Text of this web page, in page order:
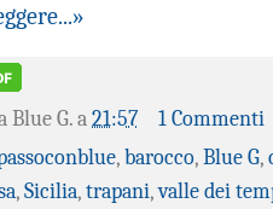
Blue G. a 21:57
1 Commenti
, barocco, Blue G,
, Sicilia, trapani,valle dei